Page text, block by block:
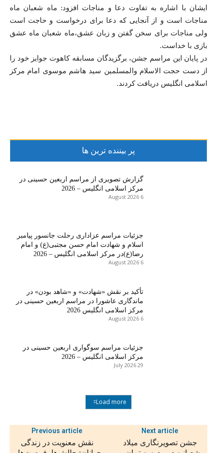
ایشان با اشاره به تفاوت دعا و مناجات افزود: ماه شعبان ماه
مناجات است و از آنجایی که دعا برای درخواست و حاجت است
ولی مناجات برای سخن گفتن و زبان عشق،ماه شعبان ماه عشق
بازی با خداست.
در پایان این مراسم جشن، برگزیدگان مسابقه کاهوت جوایز خود را
از دست حجت الاسلام والمسلمین سید هاشم موسوی امام مرکز
اسلامی انگلیس دریافت کردند.
پر بیننده ترین ها
گزارش تصویری از مراسم اربعین حسینی در
مرکز اسلامی انگلیس – 2026
6 August 2026
جزئیات مراسم عزاداری رحلت جانسور پیامبر
اسلام و شهادت امام حسن مجتبی(ع) و امام
رضا(ع)در مرکز اسلامی انگلیس – 2026
6 August 2026
تأکید بر نقش «شهادت» و «شاهد بودن» در
ماندگاری عاشورا در مراسم اربعین حسینی در
مرکز اسلامی انگلیس 2026
6 August 2026
جزئیات مراسم سوگواری اربعین حسینی در
مرکز اسلامی انگلیس – 2026
29 July 2026
Load more
Previous article
نقش معنویت در زندگی
Next article
جشن تصویرنگاری میلاد